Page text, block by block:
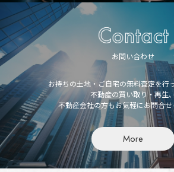
お問い合わせ
お持ちの土地・ご自宅の無料査定を行
不動産の買い取り・再生
不動産会社の方もお気軽にお問合
More